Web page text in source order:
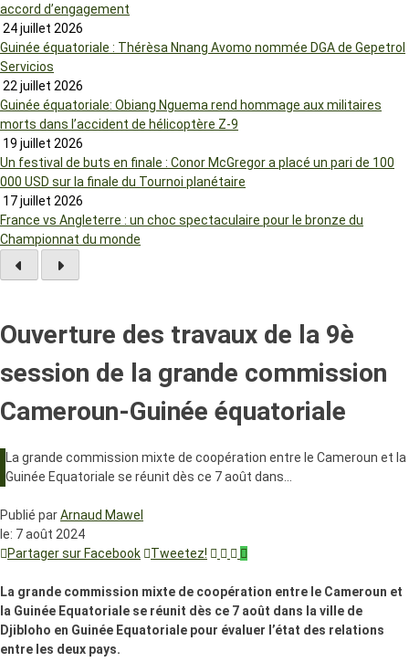
accord d’engagement
24 juillet 2026
Guinée équatoriale : Thérèsa Nnang Avomo nommée DGA de Gepetrol
Servicios
22 juillet 2026
Guinée équatoriale: Obiang Nguema rend hommage aux militaires
morts dans l’accident de hélicoptère Z-9
19 juillet 2026
Un festival de buts en finale : Conor McGregor a placé un pari de 100
000 USD sur la finale du Tournoi planétaire
17 juillet 2026
France vs Angleterre : un choc spectaculaire pour le bronze du
Championnat du monde
Ouverture des travaux de la 9è
session de la grande commission
Cameroun-Guinée équatoriale
La grande commission mixte de coopération entre le Cameroun et la
Guinée Equatoriale se réunit dès ce 7 août dans…
Publié parArnaud Mawel
le: 7 août 2024
Partager sur Facebook
Tweetez!
La grande commission mixte de coopération entre le Cameroun et
la Guinée Equatoriale se réunit dès ce 7 août dans la ville de
Djibloho en Guinée Equatoriale pour évaluer l’état des relations
entre les deux pays.